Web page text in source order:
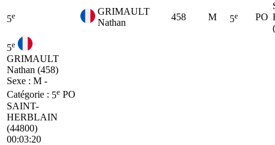
5e
GRIMAULT
Nathan
458 M 5e PO
5e
GRIMAULT
Nathan (458)
Sexe : M -
Catégorie : 5e PO
SAINT-
HERBLAIN
(44800)
00:03:20